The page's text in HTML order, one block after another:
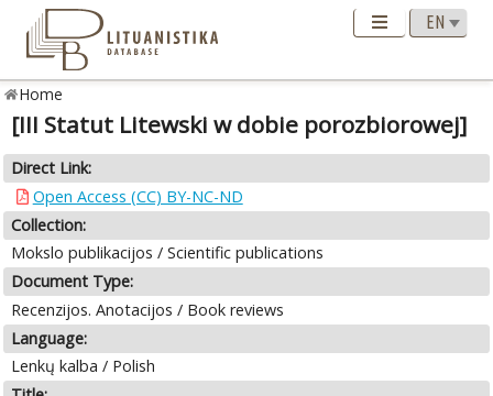
Home
[III Statut Litewski w dobie porozbiorowej]
Direct Link:
Open Access (CC) BY-NC-ND
Collection:
Mokslo publikacijos / Scientific publications
Document Type:
Recenzijos. Anotacijos / Book reviews
Language:
Lenkų kalba / Polish